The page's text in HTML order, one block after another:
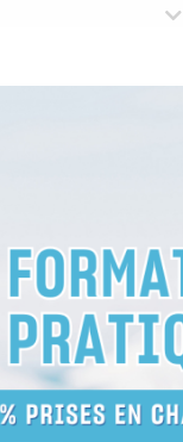
Indices de satisfaction